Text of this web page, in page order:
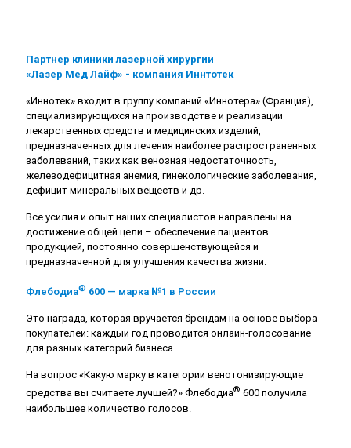
Партнер клиники лазерной хирургии
«Лазер Мед Лайф» - компания Иннтотек
«Иннотек» входит в группу компаний «Иннотера» (Франция),
специализирующихся на производстве и реализации
лекарственных средств и медицинских изделий,
предназначенных для лечения наиболее распространенных
заболеваний, таких как венозная недостаточность,
железодефицитная анемия, гинекологические заболевания,
дефицит минеральных веществ и др.
Все усилия и опыт наших специалистов направлены на
достижение общей цели – обеспечение пациентов
продукцией, постоянно совершенствующейся и
предназначенной для улучшения качества жизни.
Флебодиа® 600 — марка №1 в России
Это награда, которая вручается брендам на основе выбора
покупателей: каждый год проводится онлайн-голосование
для разных категорий бизнеса.
На вопрос «Какую марку в категории венотонизирующие
средства вы считаете лучшей?» Флебодиа® 600 получила
наибольшее количество голосов.